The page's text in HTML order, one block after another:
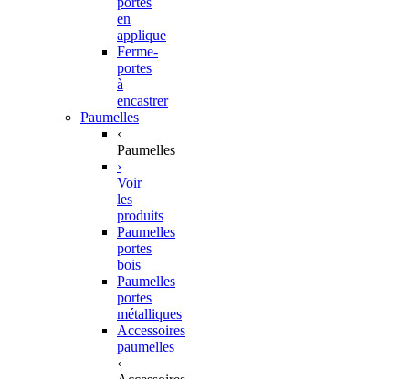
en
applique
Ferme-
portes
à
encastrer
Paumelles
‹
Paumelles
›
Voir
les
produits
Paumelles
portes
bois
Paumelles
portes
métalliques
Accessoires
paumelles
‹